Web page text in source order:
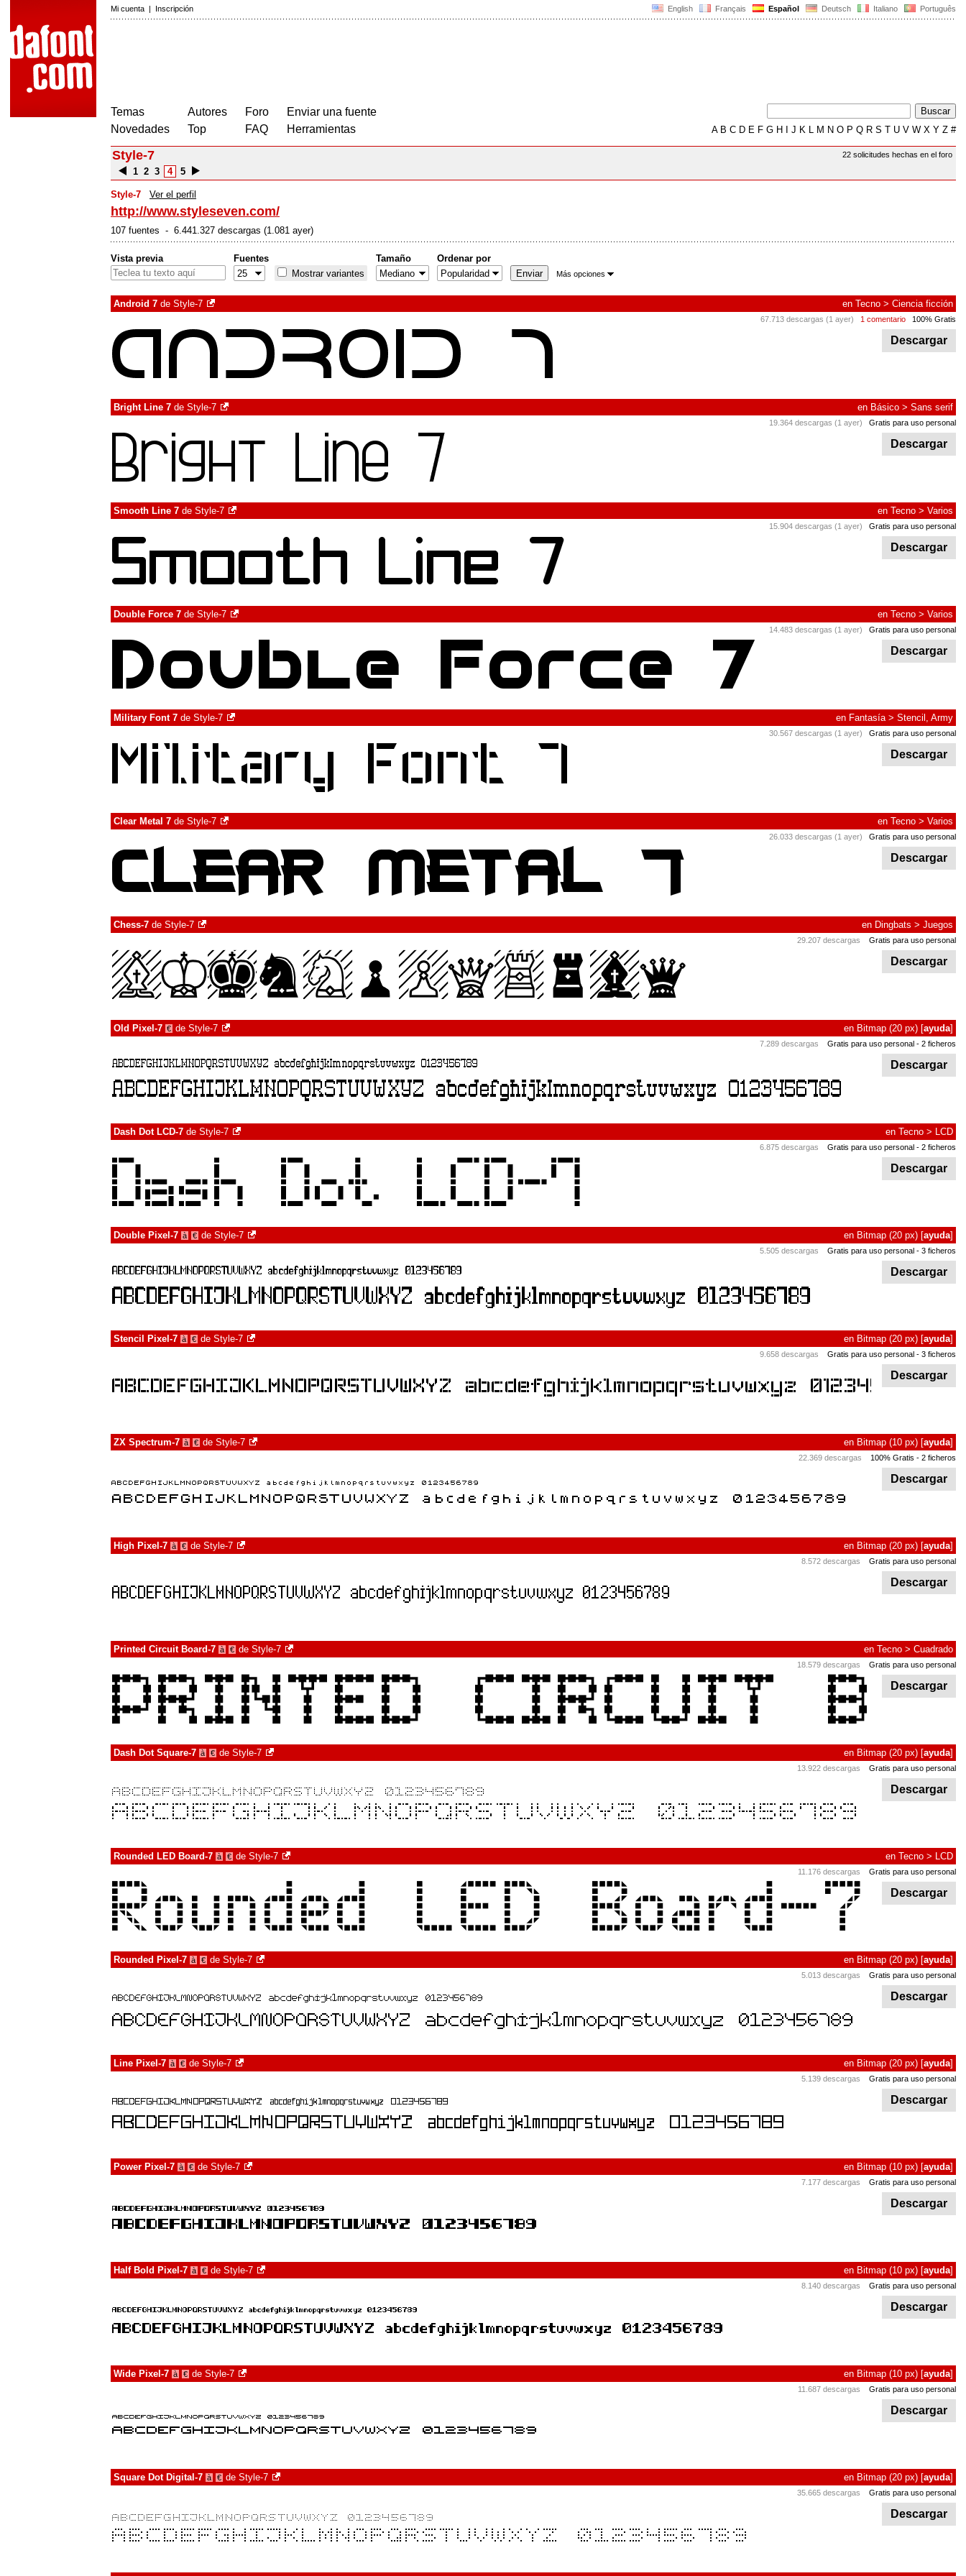
English Français Español Deutsch Italiano Português
Mi cuenta | Inscripción
Temas
Novedades
Autores
Top
Foro
FAQ
Enviar una fuente
Herramientas
AB C D E F G H J K L M N O P Q R S T U V W X Y Z #
22 solicitudes hechas en el foro
Style-7
1 2 3 4 5
Style-7 Ver el perfil
http://www.styleseven.com/
107 fuentes - 6.441.327 descargas (1.081 ayer)
Vista previa
Fuentes
Mostrar variantes
Tamaño Ordenar por
Más opciones
Android 7 de Style-7 en Tecno > Ciencia ficción
67.713 descargas (1 ayer) 1 comentario 100% Gratis
Descargar
Bright Line 7 de Style-7 en Básico > Sans serif
19.364 descargas (1 ayer) Gratis para uso personal
Descargar
Smooth Line 7 de Style-7 en Tecno > Varios
15.904 descargas (1 ayer) Gratis para uso personal
Descargar
Double Force 7 de Style-7 en Tecno > Varios
14.483 descargas (1 ayer) Gratis para uso personal
Descargar
Military Font 7 de Style-7 en Fantasía> Stencil, Army
30.567 descargas (1 ayer) Gratis para uso personal
Descargar
Clear Metal 7 de Style-7 en Tecno > Varios
26.033 descargas (1 ayer) Gratis para uso personal
Descargar
Chess-7 de Style-7 en Dingbats > Juegos
29.207 descargas Gratis para uso personal
Descargar
Old Pixel-7 € de Style-7 en Bitmap (20 px) [ayuda]
7.289 descargas Gratis para uso personal - 2 ficheros
Descargar
Dash Dot LCD-7 de Style-7 en Tecno > LCD
6.875 descargas Gratis para uso personal - 2 ficheros
Descargar
Double Pixel-7 à € de Style-7 en Bitmap (20 px) [ayuda]
5.505 descargas Gratis para uso personal - 3 ficheros
Descargar
Stencil Pixel-7 à € de Style-7 en Bitmap (20 px) [ayuda]
9.658 descargas Gratis para uso personal - 3 ficheros
Descargar
ZX Spectrum-7 à € de Style-7 en Bitmap (10 px) [ayuda]
22.369 descargas 100% Gratis - 2 ficheros
Descargar
High Pixel-7 à € de Style-7 en Bitmap (20 px) [ayuda]
8.572 descargas Gratis para uso personal
Descargar
Printed Circuit Board-7 à € de Style-7 en Tecno > Cuadrado
18.579 descargas Gratis para uso personal
Descargar
Dash Dot Square-7 à € de Style-7 en Bitmap (20 px) [ayuda]
13.922 descargas Gratis para uso personal
Descargar
Rounded LED Board-7 à € de Style-7 en Tecno > LCD
11.176 descargas Gratis para uso personal
Descargar
Rounded Pixel-7 à € de Style-7 en Bitmap (20 px) [ayuda]
5.013 descargas Gratis para uso personal
Descargar
Line Pixel-7 à € de Style-7 en Bitmap (20 px) [ayuda]
5.139 descargas Gratis para uso personal
Descargar
Power Pixel-7 à € de Style-7 en Bitmap (10 px) [ayuda]
7.177 descargas Gratis para uso personal
Descargar
Half Bold Pixel-7 à € de Style-7 en Bitmap (10 px) [ayuda]
8.140 descargas Gratis para uso personal
Descargar
Wide Pixel-7 à € de Style-7 en Bitmap (10 px) [ayuda]
11.687 descargas Gratis para uso personal
Descargar
Square Dot Digital-7 à € de Style-7 en Bitmap (20 px) [ayuda]
35.665 descargas Gratis para uso personal
Descargar